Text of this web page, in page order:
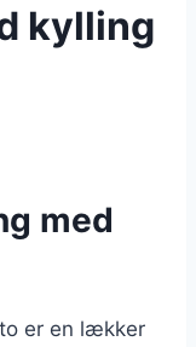
kylling
med
er en lækker